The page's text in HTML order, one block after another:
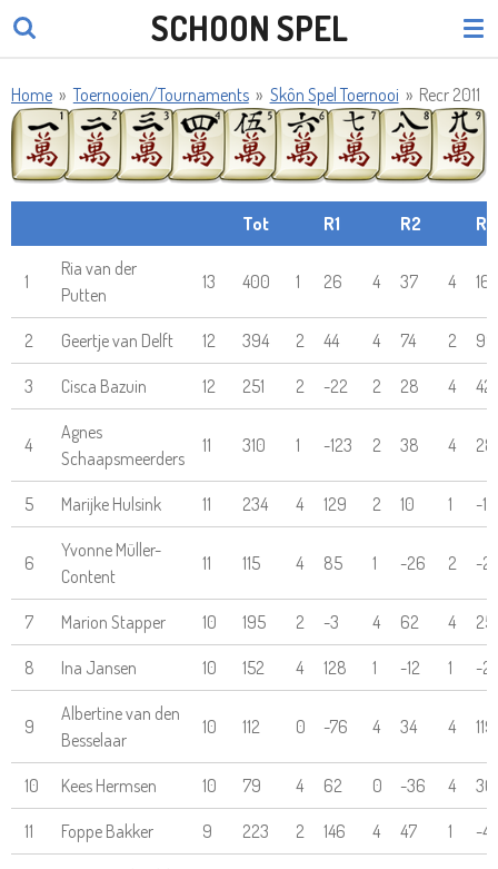
Ga
de
hoofdinhoud
SCHOON SPEL
Home » Toernooien/Tournaments » Skôn Spel Toernooi » Recr 2011
Tot R1 R2 R3
1
Ria van der
Putten
13 400 1 26 4 37 4
2 Geertje van Delft 12 394 2 44 4 74 2 99
3 Cisca Bazuin 12 251 2 -22 2 28 4 42
4
Agnes
Schaapsmeerders
11 310 1 -123 2 38 4
5 Marijke Hulsink 11 234 4 129 2 10 1 -14
6
Yvonne Müller-
Content
11 115 4 85 1 -26 2 -
7 Marion Stapper 10 195 2 -3 4 62 4
8 Ina Jansen 10 152 4 128 1 -12 1 -
9
Albertine van den
Besselaar
10 112 0 -76 4 34 4 119
10 Kees Hermsen 10 79 4 62 0 -36 4 36
11 Foppe Bakker 9 223 2 146 4 47 1 -